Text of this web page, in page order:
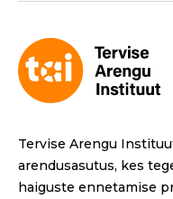
Tervise Arengu
arendusasutus, kes
haiguste ennetamise